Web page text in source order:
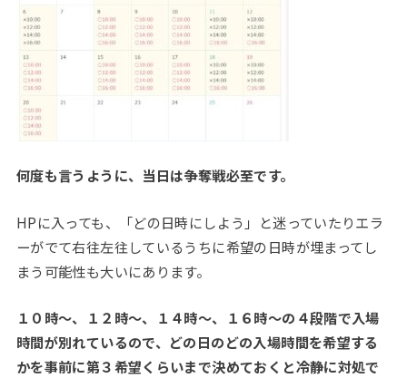
何度も言うように、当日は争奪戦必至です。
HPに入っても、「どの日時にしよう」と迷っていたりエラ
ーがでて右往左往しているうちに希望の日時が埋まってし
まう可能性も大いにあります。
１０時～、１２時～、１４時～、１６時～の４段階で入場
時間が別れているので、どの日のどの入場時間を希望する
かを事前に第３希望くらいまで決めておくと冷静に対処で